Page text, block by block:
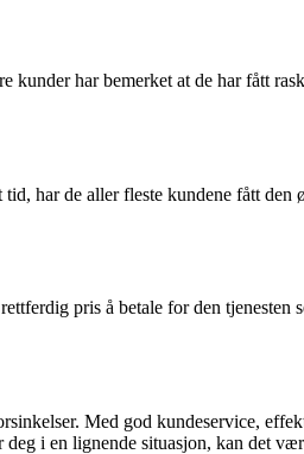
kunder har bemerket at de har fått
tid, har de aller fleste kundene fått
pris å betale for den tjenesten
Med god kundeservice,
i en lignende situasjon, kan det